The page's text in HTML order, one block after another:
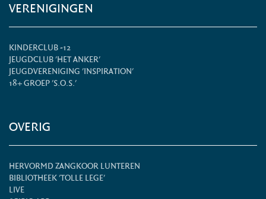
VERENIGINGEN
KINDERCLUB -12
JEUGDCLUB 'HET ANKER'
JEUGDVERENIGING 'INSPIRATION'
18+ GROEP 'S.O.S.'
OVERIG
HERVORMD ZANGKOOR LUNTEREN
BIBLIOTHEEK 'TOLLE LEGE'
LIVE